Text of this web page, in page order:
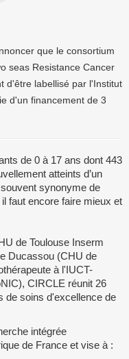
que le consortium
seas Resistance Cancer
d'être labellisé par l'Institut
d'un financement de 3
de 0 à 17 ans dont 443
atteints d’un
synonyme de
faut encore faire mieux et
de Toulouse Inserm
Ducassou (CHU de
à l'IUCT-
CIRCLE réunit 26
de soins d'excellence de
intégrée
de France et vise à :